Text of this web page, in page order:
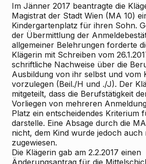
Im Jänner 2017 beantragte die
Magistrat der Stadt Wien (MA 10)
Kindergartenplatz für ihren Sohn.
der Übermittlung der
allgemeiner Belehrungen forderte
Klägerin mit Schreiben vom
schriftliche Nachweise über die
Ausbildung von ihr selbst und vom
vorzulegen (Beil./H und ./J). Der
mitgeteilt, dass die Berufstätigkeit
Vorliegen von mehreren
Platz ein entscheidendes Kriterium
darstelle. Eine Absage durch die
nicht, dem Kind wurde jedoch auch
zugewiesen.
Die Klägerin gab am 2.2.2017 einen
Änderungsantrag für die